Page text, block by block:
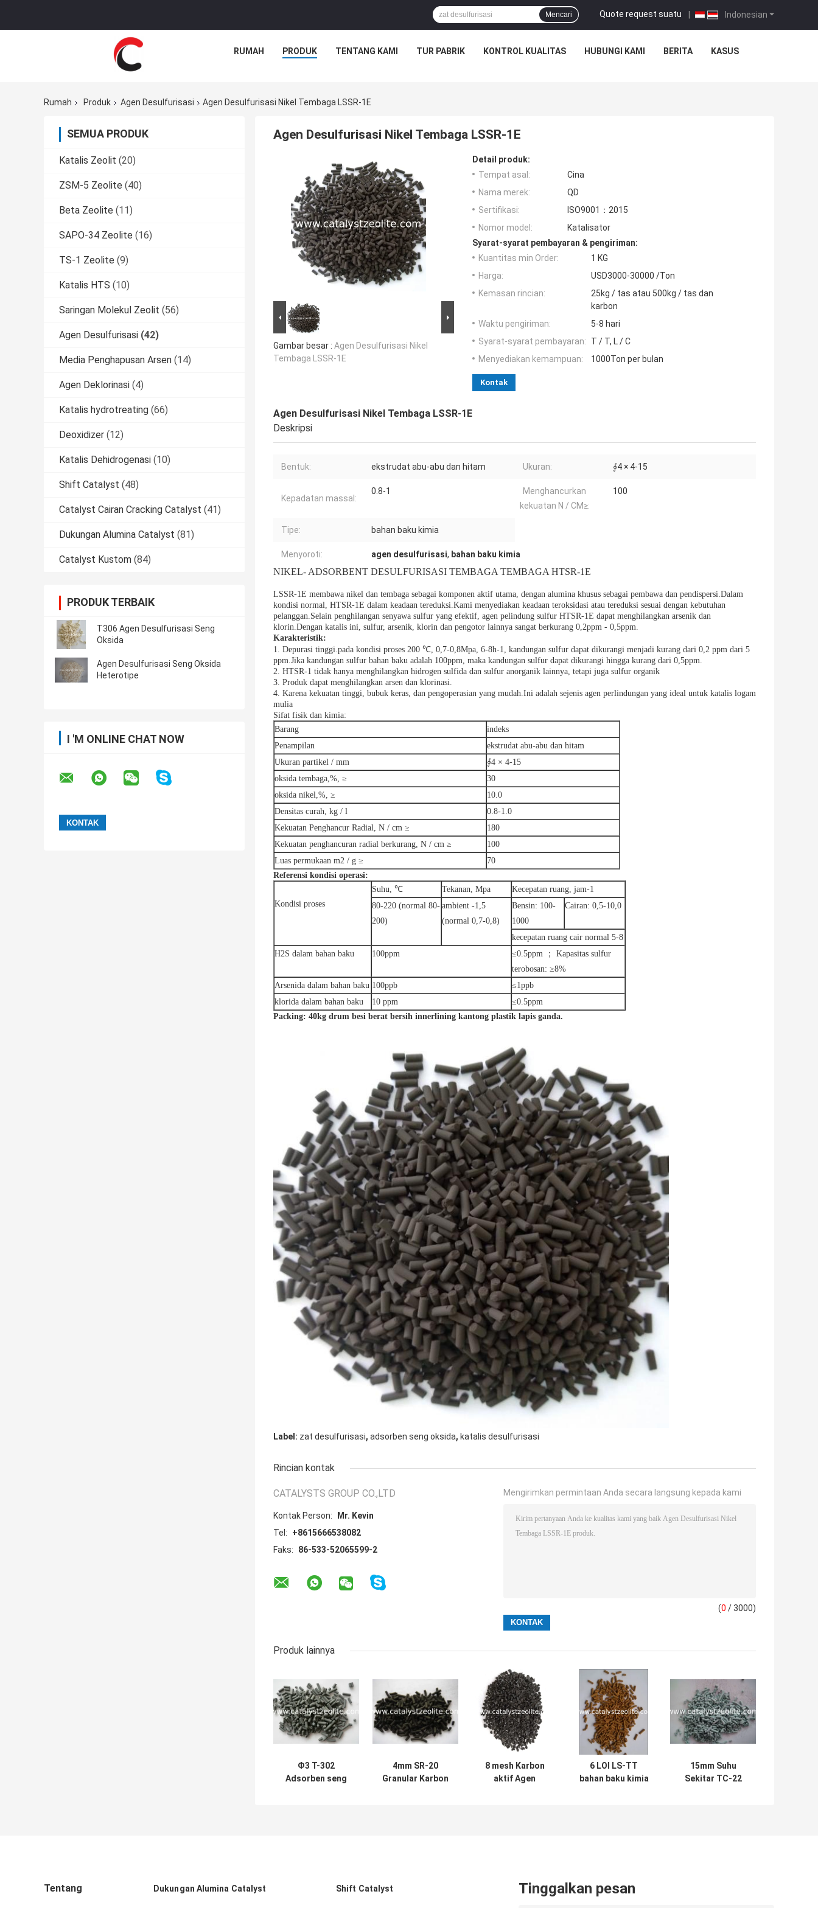
Indonesian
Quote request suatu |
Mencari
RUMAH PRODUK TENTANG KAMI TUR PABRIK KONTROL KUALITAS HUBUNGI KAMI BERITA KASUS
Rumah Produk Agen Desulfurisasi Agen Desulfurisasi Nikel Tembaga LSSR-1E
SEMUA PRODUK
Katalis Zeolit (20)
ZSM-5 Zeolite (40)
Beta Zeolite (11)
SAPO-34 Zeolite (16)
TS-1 Zeolite (9)
Katalis HTS (10)
Saringan Molekul Zeolit (56)
Agen Desulfurisasi (42)
Media Penghapusan Arsen (14)
Agen Deklorinasi (4)
Katalis hydrotreating (66)
Deoxidizer (12)
Katalis Dehidrogenasi (10)
Shift Catalyst (48)
Catalyst Cairan Cracking Catalyst (41)
Dukungan Alumina Catalyst (81)
Catalyst Kustom (84)
PRODUK TERBAIK
T306 Agen Desulfurisasi Seng
Oksida
Agen Desulfurisasi Seng Oksida
Heterotipe
I 'M ONLINE CHAT NOW
Agen Desulfurisasi Nikel Tembaga LSSR-1E
Gambar besar : Agen Desulfurisasi Nikel
Tembaga LSSR-1E
Detail produk:
Tempat asal:
Cina
Nama merek:
QD
Sertifikasi:
ISO9001：2015
Nomor model:
Katalisator
Syarat-syarat pembayaran & pengiriman:
Kuantitas min Order:
1 KG
Harga:
USD3000-30000 /Ton
Kemasan rincian:
25kg / tas atau 500kg / tas dan
karbon
Waktu pengiriman:
5-8 hari
Syarat-syarat pembayaran:
T / T, L / C
Menyediakan kemampuan:
1000Ton per bulan
Kontak
Agen Desulfurisasi Nikel Tembaga LSSR-1E
Deskripsi
Bentuk: ekstrudat abu-abu dan hitam Ukuran: ∮4 × 4-15
Kepadatan massal:
0.8-1
Menghancurkan
kekuatan N / CM≥:
100
Tipe: bahan baku kimia
Menyoroti: agen desulfurisasi, bahan baku kimia
NIKEL- ADSORBENT DESULFURISASI TEMBAGA TEMBAGA HTSR-1E
LSSR-1E membawa nikel dan tembaga sebagai komponen aktif utama, dengan alumina khusus sebagai pembawa dan pendispersi.Dalam
kondisi normal, HTSR-1E dalam keadaan tereduksi.Kami menyediakan keadaan teroksidasi atau tereduksi sesuai dengan kebutuhan
pelanggan.Selain penghilangan senyawa sulfur yang efektif, agen pelindung sulfur HTSR-1E dapat menghilangkan arsenik dan
klorin.Dengan katalis ini, sulfur, arsenik, klorin dan pengotor lainnya sangat berkurang 0,2ppm - 0,5ppm.
Karakteristik:
1. Depurasi tinggi.pada kondisi proses 200 ℃, 0,7-0,8Mpa, 6-8h-1, kandungan sulfur dapat dikurangi menjadi kurang dari 0,2 ppm dari 5
ppm.Jika kandungan sulfur bahan baku adalah 100ppm, maka kandungan sulfur dapat dikurangi hingga kurang dari 0,5ppm.
2. HTSR-1 tidak hanya menghilangkan hidrogen sulfida dan sulfur anorganik lainnya, tetapi juga sulfur organik
3. Produk dapat menghilangkan arsen dan klorinasi.
4. Karena kekuatan tinggi, bubuk keras, dan pengoperasian yang mudah.Ini adalah sejenis agen perlindungan yang ideal untuk katalis logam
mulia
Sifat fisik dan kimia:
Barang
indeks
Penampilan
ekstrudat abu-abu dan hitam
Ukuran partikel / mm
∮4 × 4-15
oksida tembaga,%, ≥
30
oksida nikel,%, ≥
10.0
Densitas curah, kg / l
0.8-1.0
Kekuatan Penghancur Radial, N / cm ≥
180
Kekuatan penghancuran radial berkurang, N / cm ≥
100
Luas permukaan m2 / g ≥
70
Referensi kondisi operasi:
Kondisi proses
Suhu, ℃ Tekanan, Mpa
Kecepatan ruang, jam-1
80-220 (normal 80-
200)
ambient -1,5
(normal 0,7-0,8)
Bensin: 100-
1000
Cairan: 0,5-10,0
kecepatan ruang cair normal 5-8
H2S dalam bahan baku
100ppm
≤0.5ppm ； Kapasitas sulfur
terobosan: ≥8%
Arsenida dalam bahan baku 100ppb
≤1ppb
klorida dalam bahan baku
10 ppm
≤0.5ppm
Packing: 40kg drum besi berat bersih innerlining kantong plastik lapis ganda.
Label: zat desulfurisasi, adsorben seng oksida, katalis desulfurisasi
Rincian kontak
CATALYSTS GROUP CO.,LTD
Kontak Person:
Mr. Kevin
Tel:
+8615666538082
Faks:
86-533-52065599-2
Mengirimkan permintaan Anda secara langsung kepada kami
(0 / 3000)
Produk lainnya
Ф3 T-302
Adsorben seng
4mm SR-20
Granular Karbon
8 mesh Karbon
aktif Agen
6 LOI LS-TT
bahan baku kimia
15mm Suhu
Sekitar TC-22
Tentang Dukungan Alumina Catalyst Shift Catalyst Tinggalkan pesan